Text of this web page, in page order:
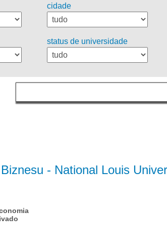
cidade
status de universidade
- National Louis